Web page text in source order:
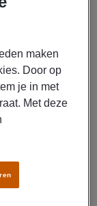
workshops,
die
vakgebieden.
behoeften
in de vorm
met een
maken
Door op
je in met
Met deze